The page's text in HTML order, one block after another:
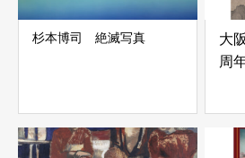
杉本博司 絶滅写真
大
周